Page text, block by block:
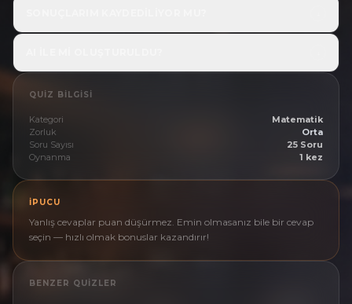
QUIZ BILGISI
Kategori
Matematik
Zorluk
Orta
Soru Sayısı
25 Soru
Oynanma
1 kez
İPUCU
Yanlış cevaplar puan düşürmez. Emin olmasanız bile bir cevap
seçin — hızlı olmak bonuslar kazandırır!
BENZER QUIZLER